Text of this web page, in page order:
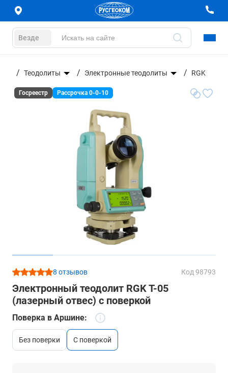
Везде
Теодолиты Электронные теодолиты RGK
Госреестр Рассрочка 0-0-10
8 отзывов Код 98793
Электронный теодолит RGK T-05
(лазерный отвес) с поверкой
Поверка в Аршине:
без поверки c поверкой